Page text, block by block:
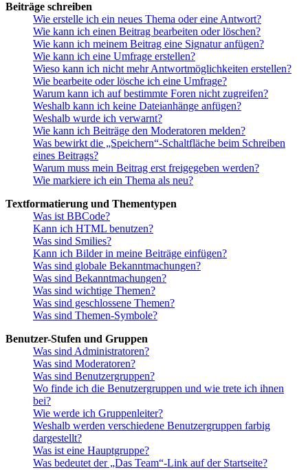
Beiträge schreiben
Wie erstelle ich ein neues Thema oder eine Antwort?
Wie kann ich einen Beitrag bearbeiten oder löschen?
Wie kann ich meinem Beitrag eine Signatur anfügen?
Wie kann ich eine Umfrage erstellen?
Wieso kann ich nicht mehr Antwortmöglichkeiten erstellen?
Wie bearbeite oder lösche ich eine Umfrage?
Warum kann ich auf bestimmte Foren nicht zugreifen?
Weshalb kann ich keine Dateianhänge anfügen?
Weshalb wurde ich verwarnt?
Wie kann ich Beiträge den Moderatoren melden?
Was bewirkt die „Speichern“-Schaltfläche beim Schreiben
eines Beitrags?
Warum muss mein Beitrag erst freigegeben werden?
Wie markiere ich ein Thema als neu?
Textformatierung und Thementypen
Was ist BBCode?
Kann ich HTML benutzen?
Was sind Smilies?
Kann ich Bilder in meine Beiträge einfügen?
Was sind globale Bekanntmachungen?
Was sind Bekanntmachungen?
Was sind wichtige Themen?
Was sind geschlossene Themen?
Was sind Themen-Symbole?
Benutzer-Stufen und Gruppen
Was sind Administratoren?
Was sind Moderatoren?
Was sind Benutzergruppen?
Wo finde ich die Benutzergruppen und wie trete ich ihnen
bei?
Wie werde ich Gruppenleiter?
Weshalb werden verschiedene Benutzergruppen farbig
dargestellt?
Was ist eine Hauptgruppe?
Was bedeutet der „Das Team“-Link auf der Startseite?